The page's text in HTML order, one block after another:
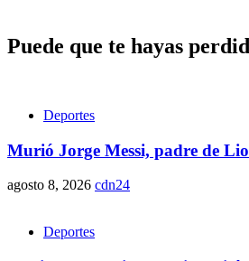
Puede que te hayas
Deportes
Murió Jorge Messi, padre de
agosto 8, 2026 cdn24
Deportes